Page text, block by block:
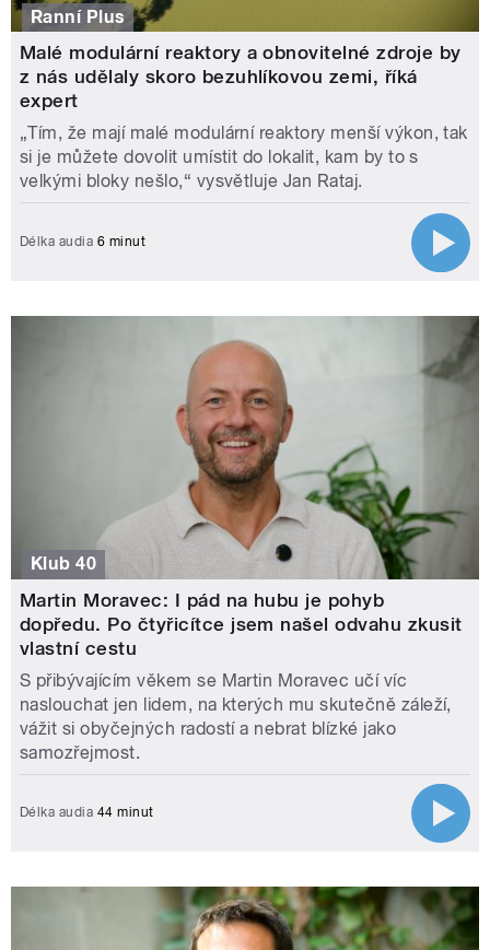
Ranní Plus
Malé modulární reaktory a obnovitelné zdroje by
z nás udělaly skoro bezuhlíkovou zemi, říká
expert
„Tím, že mají malé modulární reaktory menší výkon, tak
si je můžete dovolit umístit do lokalit, kam by to s
velkými bloky nešlo,“ vysvětluje Jan Rataj.
Délka audia 6 minut
Klub 40
Martin Moravec: I pád na hubu je pohyb
dopředu. Po čtyřicítce jsem našel odvahu zkusit
vlastní cestu
S přibývajícím věkem se Martin Moravec učí víc
naslouchat jen lidem, na kterých mu skutečně záleží,
vážit si obyčejných radostí a nebrat blízké jako
samozřejmost.
Délka audia 44 minut